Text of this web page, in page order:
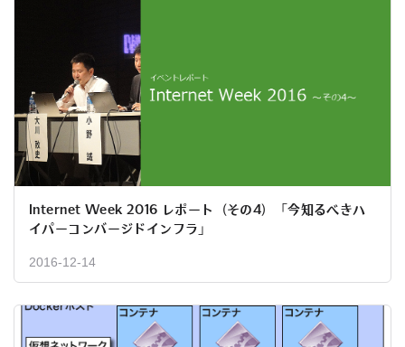
Internet Week 2016 レポート（その4）「今知るべきハ
イパーコンバージドインフラ」
2016-12-14